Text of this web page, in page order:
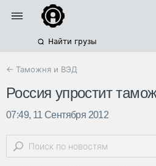
Найти грузы
← Таможня и ВЭД
Россия упростит
07:49, 11 Сентября 2012